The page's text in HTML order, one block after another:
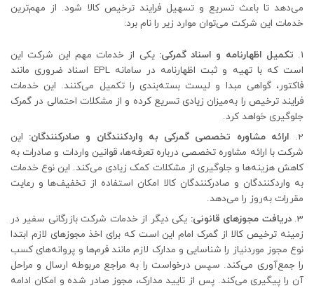
می‌دهد تا باعث تسریع و تسهیل فرایند ترخیص کالا شود. از مهم‌ترین
خدمات این شرکت می‌توان موارد زیر را نام برد:
تکمیل اظهارنامه و اسناد گمرکی:یکی از خدمات مهم این شرکت این
است که با تهیه و ثبت اظهارنامه در سامانه EPL اسناد ضروری مانند
فاکتور، گواهی مبدا و لیست بسته‌بندی را تکمیل می‌کنند. این خدمات
فرایند ترخیص را به‌میزان زیادی تسریع کرده و از مشکلات احتمالی در گمرک
جلوگیری خواهد کرد.
ارائه مشاوره تخصصی گمرکی به واردکنندگان و صادرکنندگان: این
شرکت با ارائه مشاوره تخصصی درباره تعرفه‌ها، قوانین واردات و صادرات به
کاهش هزینه‌ها و جلوگیری از مشکلات کمک زیادی می‌کند. این نوع خدمات
به واردکنندگان و صادرکنندگان کالا امکان استفاده از تخفیف‌ها و رعایت
مقررات به‌روز را می‌دهد.
دریافت مجوزهای قانونی: یکی دیگر از خدمات شرکت بازرگانی سفیر در
زمینه ترخیص کالا از گمرک امام این است که برای اخذ مجوزهای لازم ابتدا
نوع مجوز موردنیاز را شناسایی و مدارک لازم مانند فرم‌ها و پروانه‌های کسب
را جمع‌آوری می‌کند. سپس درخواست را به مراجع مربوطه ارسال و مراحل
آن را پیگیری می‌کند. پس از تایید مدارک، مجوز صادر شده و امکان ادامه